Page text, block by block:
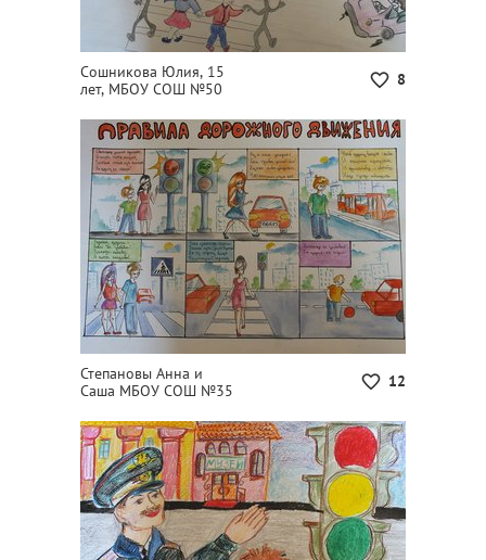
8
Сошникова Юлия, 15
лет, МБОУ СОШ №50
12
Степановы Анна и
Саша МБОУ СОШ №35